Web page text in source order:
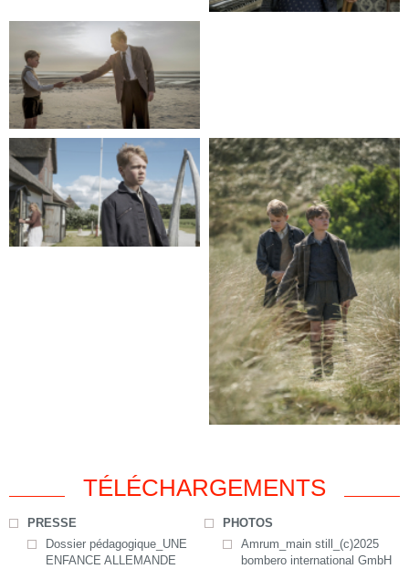
TÉLÉCHARGEMENTS
PRESSE
Dossier pédagogique_UNE
ENFANCE ALLEMANDE
PHOTOS
Amrum_main still_(c)2025
bombero international GmbH